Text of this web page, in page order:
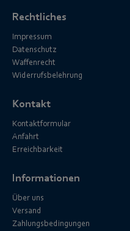
Rechtliches
Impressum
Datenschutz
Waffenrecht
Widerrufsbelehrung
Kontakt
Kontaktformular
Anfahrt
Erreichbarkeit
Informationen
Über uns
Versand
Zahlungsbedingungen